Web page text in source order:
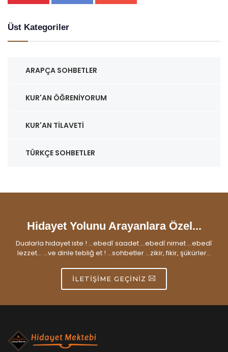
Üst Kategoriler
ARAPÇA SOHBETLER
KUR'AN ÖĞRENIYORUM
KUR'AN TILAVETI
TÜRKÇE SOHBETLER
Hidayet Yolunu Arayanlara Özel...
Dualarla hidayet iste ! ...ebedî saadet ...ebedî nimet ...ebedî
lezzet... ...ve dinle tebliğ et ! ...sohbetler ...zikir, fikir, şükürler...
İLETIŞIME GEÇINIZ